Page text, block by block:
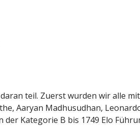
teil. Zuerst wurden wir alle
Aaryan Madhusudhan,
Kategorie B bis 1749 Elo